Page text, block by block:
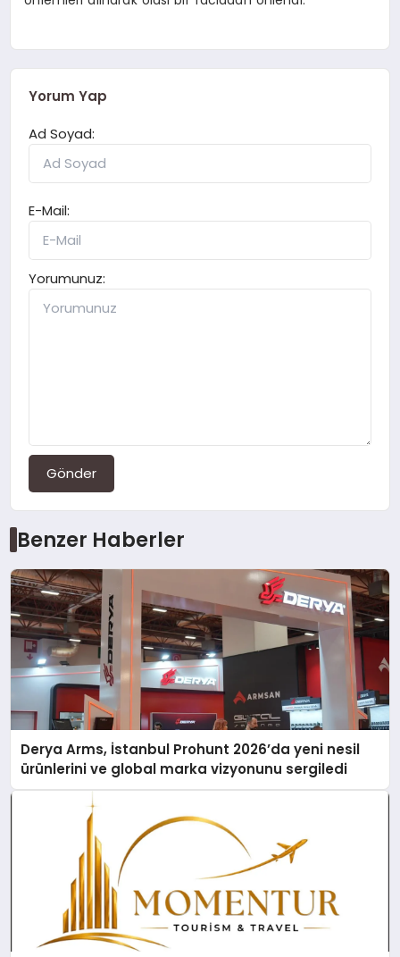
Yorum Yap
Ad Soyad:
E-Mail:
Yorumunuz:
Gönder
Benzer Haberler
Derya Arms, İstanbul Prohunt 2026’da yeni nesil
ürünlerini ve global marka vizyonunu sergiledi